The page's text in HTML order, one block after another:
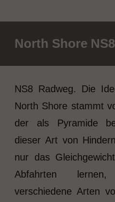
North Shore NS8
NS8 Radweg. Die
North Shore stammt
der als Pyramide
dieser Art von
nur das
Abfahrten
verschiedene Arten